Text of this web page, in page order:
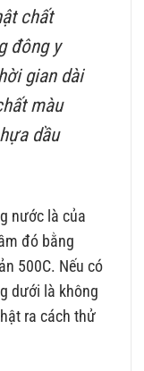
chất
đông y
gian dài
màu
dầu
nước là của
đó bằng
500C. Nếu có
dưới là không
ra cách thử